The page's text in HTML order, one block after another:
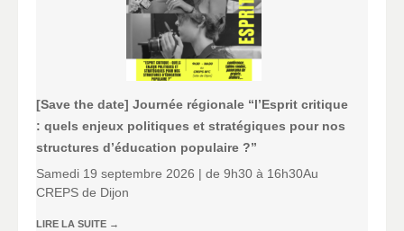
[Save the date] Journée régionale “l’Esprit critique
: quels enjeux politiques et stratégiques pour nos
structures d’éducation populaire ?”
Samedi 19 septembre 2026 | de 9h30 à 16h30Au
CREPS de Dijon
LIRE LA SUITE →